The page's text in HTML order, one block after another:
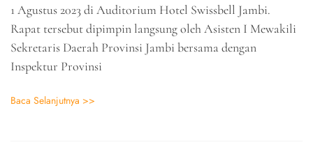
1 Agustus 2023 di Auditorium Hotel Swissbell Jambi.
Rapat tersebut dipimpin langsung oleh Asisten I Mewakili
Sekretaris Daerah Provinsi Jambi bersama dengan
Inspektur Provinsi
Baca Selanjutnya >>